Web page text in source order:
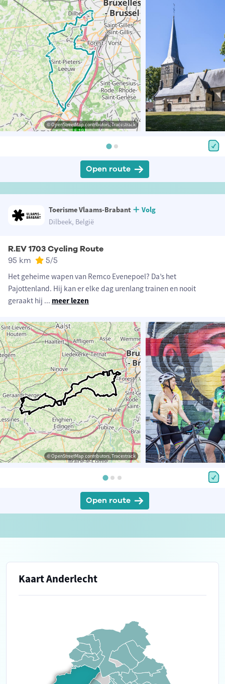
© OpenStreetMap contributors, Tracestrack
Open route
Toerisme Vlaams-Brabant
Volg
Dilbeek, België
R.EV 1703 Cycling Route
95 km 5/5
Het geheime wapen van Remco Evenepoel? Da’s het
Pajottenland. Hij kan er elke dag urenlang trainen en nooit
geraakt hij ... meer lezen
© OpenStreetMap contributors, Tracestrack
Open route
Kaart Anderlecht